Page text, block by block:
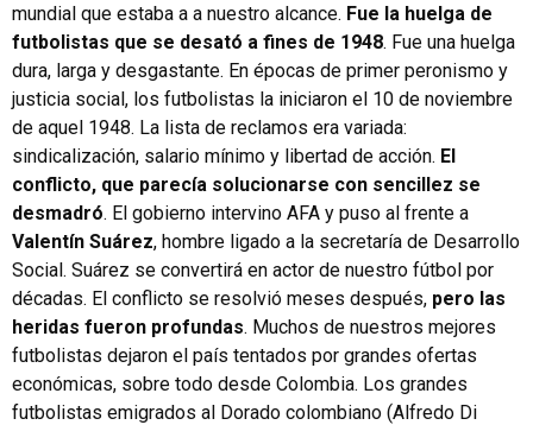
mundial que estaba a a nuestro alcance. Fue la huelga de
futbolistas que se desató a fines de 1948. Fue una huelga
dura, larga y desgastante. En épocas de primer peronismo y
justicia social, los futbolistas la iniciaron el 10 de noviembre
de aquel 1948. La lista de reclamos era variada:
sindicalización, salario mínimo y libertad de acción. El
conflicto, que parecía solucionarse con sencillez se
desmadró. El gobierno intervino AFA y puso al frente a
Valentín Suárez, hombre ligado a la secretaría de Desarrollo
Social. Suárez se convertirá en actor de nuestro fútbol por
décadas. El conflicto se resolvió meses después, pero las
heridas fueron profundas. Muchos de nuestros mejores
futbolistas dejaron el país tentados por grandes ofertas
económicas, sobre todo desde Colombia. Los grandes
futbolistas emigrados al Dorado colombiano (Alfredo Di